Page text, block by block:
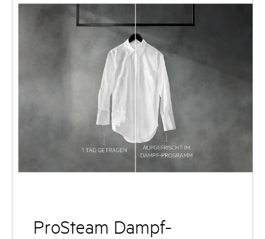
ProSteam Dampf-